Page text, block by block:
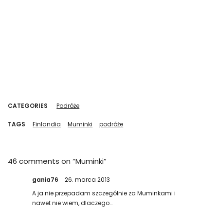
CATEGORIES Podróże
TAGS Finlandia Muminki podróże
46 comments on “Muminki”
gania76
26. marca 2013
A ja nie przepadam szczególnie za Muminkami i
nawet nie wiem, dlaczego…